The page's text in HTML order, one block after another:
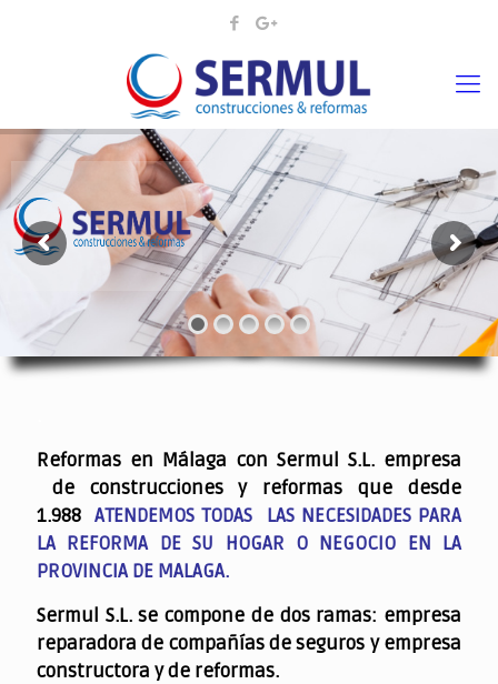
¡¡DAMOS VIDA A SUS
Reformas en Málaga con Sermul S.L. empresa
de construcciones y reformas que desde
1.988ATENDEMOS TODAS LAS NECESIDADES PARA
LA REFORMA DE SU HOGAR O NEGOCIO EN LA
PROVINCIA DE MALAGA.
Sermul S.L. se compone de dos ramas: empresa
reparadora de compañías de seguros y empresa
constructora y de reformas.